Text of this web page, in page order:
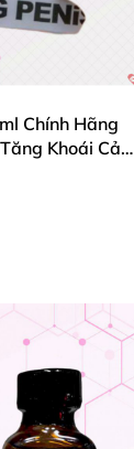
Chính Hãng
Khoái Cảm